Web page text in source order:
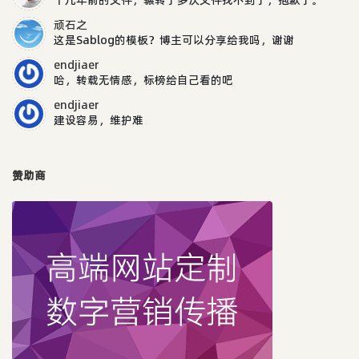
顽石之
这是Sablog的模板？博主可以分享给我吗，谢谢
endjiaer
哈，转载无情感，标榜给自己看的吧
endjiaer
建设容易，维护难
赞助商